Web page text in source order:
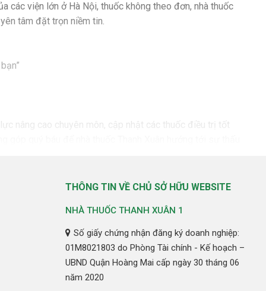
các viện lớn ở Hà Nội, thuốc không theo đơn, nhà thuốc
tâm đặt trọn niềm tin.
nâng cao chuyên môn, cập nhật các thuốc điều trị tốt
góp quý báu để nhà thuốc Thanh Xuân hướng tới sự thấu
nhận đơn thuốc, thông tin đến dịch vụ chăm sóc khách
giá được niêm yết rõ ràng và cam kết luôn luôn tốt nhất
THÔNG TIN VỀ CHỦ SỞ HỮU WEBSITE
NHÀ THUỐC THANH XUÂN 1
Số giấy chứng nhận đăng ký doanh nghiệp:
01M8021803 do Phòng Tài chính - Kế hoạch –
UBND Quận Hoàng Mai cấp ngày 30 tháng 06
năm 2020